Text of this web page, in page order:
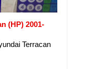
(HP) 2001-
Terracan